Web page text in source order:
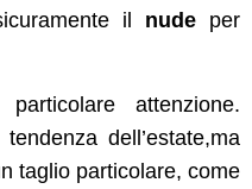
il nudeper
attenzione.
dell’estate,ma
taglio particolare, come